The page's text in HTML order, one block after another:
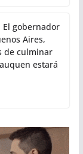
gobernador
Aires,
de culminar
estará